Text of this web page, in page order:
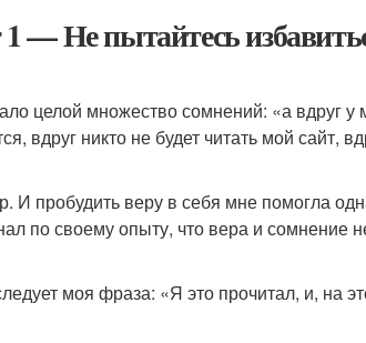
1 — Не пытайтесь
целой множество сомнений: «а вдруг у
вдруг никто не будет читать мой сайт,
И пробудить веру в себя мне помогла
по своему опыту, что вера и сомнение
моя фраза: «Я это прочитал, и, на